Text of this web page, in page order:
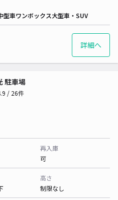
型車ワンボックス大型車・SUV
詳細へ
駐車場
/ 26件
再入庫
可
高さ
制限なし